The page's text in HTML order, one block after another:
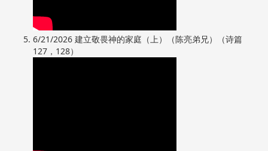
6/21/2026 建立敬畏神的家庭（上）（陈亮弟兄）（诗篇
127，128）